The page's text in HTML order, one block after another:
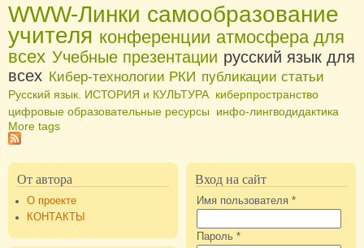
WWW-Линки самообразование
учителя конференции атмосфера для
всех Учебные презентации русский язык для
всех Кибер-технологии РКИ публикации статьи
Русский язык. ИСТОРИЯ и КУЛЬТУРА киберпространство
цифровые образовательные ресурсы
инфо-лингводидактика
More tags
От автора
О проекте
КОНТАКТЫ
Вход на сайт
Имя пользователя *
Пароль *